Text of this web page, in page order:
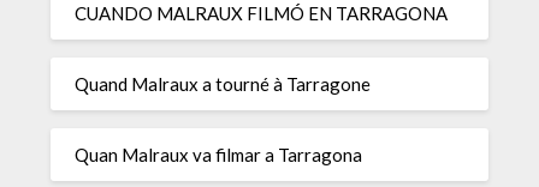
CUANDO MALRAUX FILMÓ EN TARRAGONA
Quand Malraux a tourné à Tarragone
Quan Malraux va filmar a Tarragona